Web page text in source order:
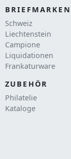
BRIEFMARKEN
Schweiz
Liechtenstein
Campione
Liquidationen
Frankaturware
ZUBEHÖR
Philatelie
Kataloge